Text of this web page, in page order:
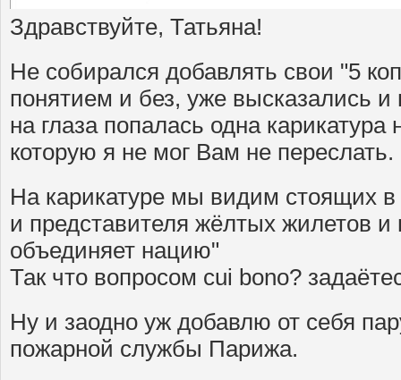
Здравствуйте, Татьяна!
Не собирался добавлять свои "5
понятием и без, уже высказались
на глаза попалась одна карикатура
которую я не мог Вам не переслать.
На карикатуре мы видим стоящих в
и представителя жёлтых жилетов
объединяет нацию"
Так что вопросом cui bono?
Ну и заодно уж добавлю от себя
пожарной службы Парижа.